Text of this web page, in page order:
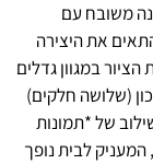
משובח עם
את היצירה
במגוון גדלים
(שלושה חלקים)
של *תמונות
המעניק לבית נופך